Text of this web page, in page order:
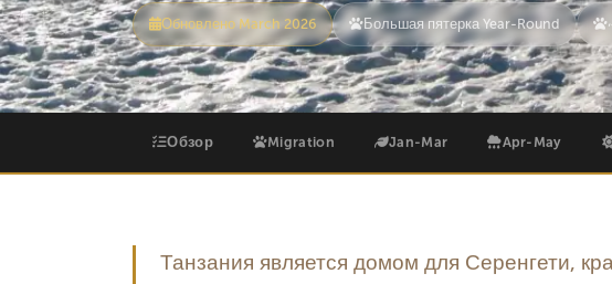
Обновлено March 2026 Большая пятерка Year-Round
Обзор Migration Jan-Mar Apr-May
Танзания является домом для Серенгети,